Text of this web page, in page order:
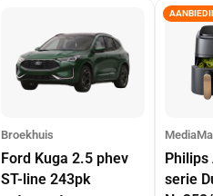
Broekhuis
Ford Kuga 2.5 phev
ST-line 243pk
serie